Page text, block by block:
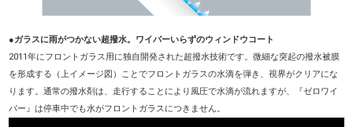
●ガラスに雨がつかない超撥水。ワイパーいらずのウィンドウコート
2011年にフロントガラス用に独自開発された超撥水技術です。微細な突起の撥水被膜
を形成する（上イメージ図）ことでフロントガラスの水滴を弾き、視界がクリアにな
ります。通常の撥水剤は、走行することにより風圧で水滴が流れますが、『ゼロワイ
パー』は停車中でも水がフロントガラスにつきません。